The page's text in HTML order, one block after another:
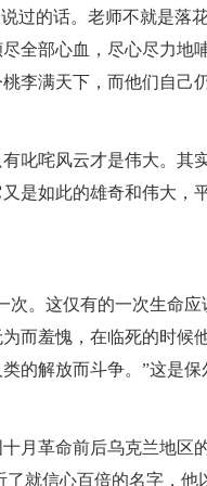
过的话。老师不就是落
全部心血，尽心尽力地
李满天下，而他们自己
叱咤风云才是伟大。其
是如此的雄奇和伟大，
。这仅有的一次生命
而羞愧，在临死的时候
解放而斗争。”这是保
月革命前后乌克兰地区
就信心百倍的名字，他